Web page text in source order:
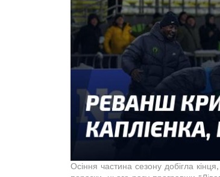
Осіння частина сезону добігла